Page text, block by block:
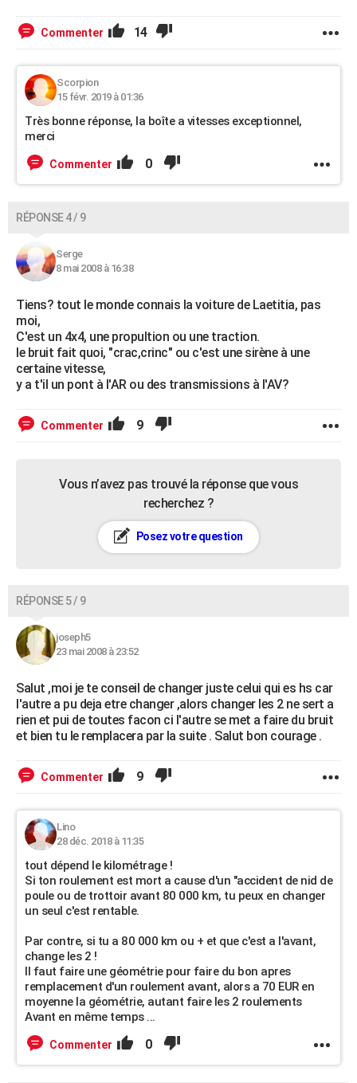
Commenter 14
Scorpion
15 févr. 2019 à 01:36
Très bonne réponse, la boîte a vitesses exceptionnel,
merci
Commenter 0
RÉPONSE 4 / 9
Serge
8 mai 2008 à 16:38
Tiens? tout le monde connais la voiture de Laetitia, pas
moi,
C'est un 4x4, une propultion ou une traction.
le bruit fait quoi, "crac,crinc" ou c'est une sirène à une
certaine vitesse,
y a t'il un pont à l'AR ou des transmissions à l'AV?
Commenter 9
Vous n’avez pas trouvé la réponse que vous
recherchez ?
Posez votre question
RÉPONSE 5 / 9
joseph5
23 mai 2008 à 23:52
Salut ,moi je te conseil de changer juste celui qui es hs car
l'autre a pu deja etre changer ,alors changer les 2 ne sert a
rien et pui de toutes facon ci l'autre se met a faire du bruit
et bien tu le remplacera par la suite . Salut bon courage .
Commenter 9
Lino
28 déc. 2018 à 11:35
tout dépend le kilométrage !
Si ton roulement est mort a cause d'un "accident de nid de
poule ou de trottoir avant 80 000 km, tu peux en changer
un seul c'est rentable.
Par contre, si tu a 80 000 km ou + et que c'est a l'avant,
change les 2 !
Il faut faire une géométrie pour faire du bon apres
remplacement d'un roulement avant, alors a 70 EUR en
moyenne la géométrie, autant faire les 2 roulements
Avant en même temps ...
Commenter 0